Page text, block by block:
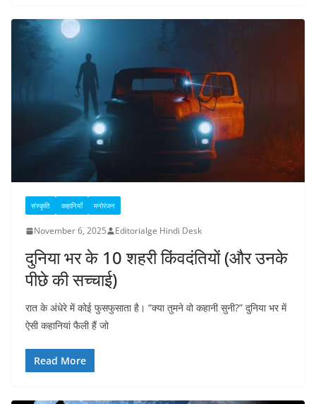
संस्कृति कहानियाँ मनोरंजन
November 6, 2025 Editorialge Hindi Desk
दुनिया भर के 10 शहरी किंवदंतियों (और उनके
पीछे की सच्चाई)
रात के अंधेरे में कोई फुसफुसाता है। “क्या तुमने वो कहानी सुनी?” दुनिया भर में
ऐसी कहानियां फैली हैं जो
Read More